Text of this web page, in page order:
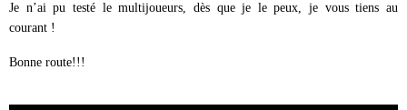
Je n’ai pu testé le multijoueurs, dès que je le peux, je vous tiens au
courant !
Bonne route!!!